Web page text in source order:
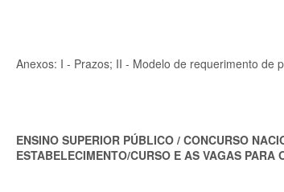
Anexos: I - Prazos; II - Modelo de requerimento de
ENSINO SUPERIOR PÚBLICO / CONCURSO
ESTABELECIMENTO/CURSO E AS VAGAS